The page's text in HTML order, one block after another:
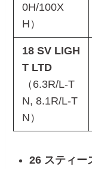
0H/100X
H）
18 SV LIGH
T LTD
（6.3R/L-T
N, 8.1R/L-T
N）
26 スティー